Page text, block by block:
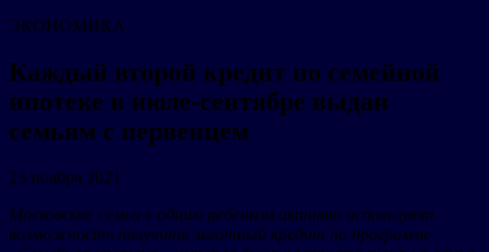
ЭКОНОМИКА
Каждый второй кредит по семейной
ипотеке в июле-сентябре выдан
семьям с первенцем
23 ноября 2021
Московские семьи с одним ребенком активно используют
возможность получить льготный кредит по программе